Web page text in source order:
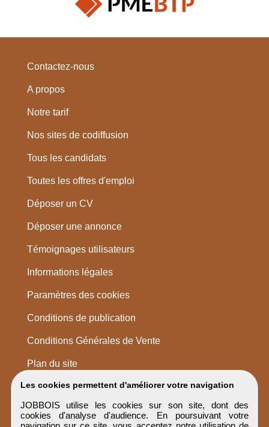
Les cookies permettent d'améliorer votre navigation
JOBBOIS utilise les cookies sur son site, dont des
cookies d'analyse d'audience. En poursuivant votre
Contactez-nous
A propos
Notre tarif
Nos sites de codiffusion
Tous les candidats
Toutes les offres d'emploi
Déposer un CV
Déposer une annonce
Témoignages utilisateurs
Informations légales
Paramètres des cookies
Conditions de publication
Conditions Générales de Vente
Plan du site